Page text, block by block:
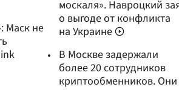
Маск не
москаля». Навроцкий
о выгоде от конфликта
на Украине
В Москве задержали
более 20 сотрудников
криптообменников. Они